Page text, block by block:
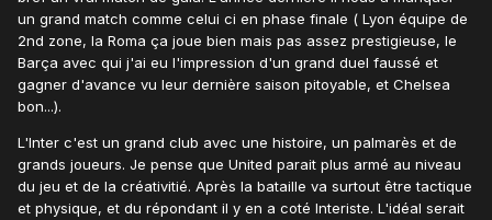
un grand match comme celui ci en phase finale ( Lyon équipe de
2nd zone, la Roma ça joue bien mais pas assez prestigieuse, le
Barça avec qui j'ai eu l'impression d'un grand duel faussé et
gagner d'avance vu leur dernière saison pitoyable, et Chelsea
bon...).
L'Inter c'est un grand club avec une histoire, un palmarès et de
grands joueurs. Je pense que United parait plus armé au niveau
du jeu et de la créativitié. Après la bataille va surtout être tactique
et physique, et du répondant il y en a coté Interiste. L'idéal serait